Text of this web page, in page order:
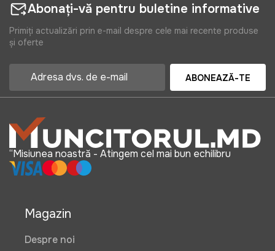
Abonați-vă pentru buletine informative
Primiți actualizări prin e-mail despre cele mai recente produse
și oferte
ABONEAZĂ-TE
“Misiunea noastră - Atingem cel mai bun echilibru
Magazin
Despre noi